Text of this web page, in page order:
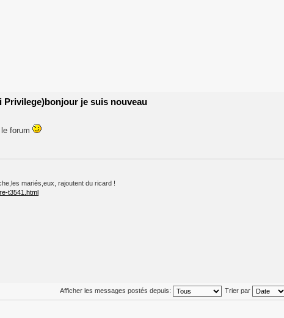
Privilege)bonjour je suis nouveau
le forum
mariés,eux, rajoutent du ricard !
t3541.html
Afficher les messages postés depuis: Trier par